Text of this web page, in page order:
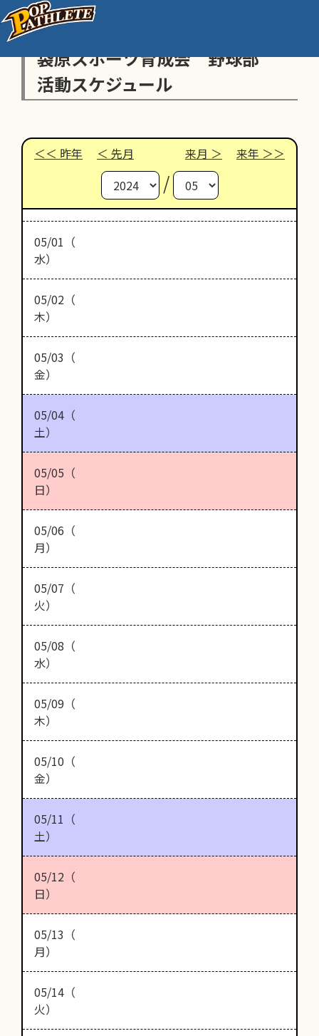
袋原スポーツ育成会 野球部
活動スケジュール
昨年 先月 来月 来年
/
05/01（
水）
05/02（
木）
05/03（
金）
05/04（
土）
05/05（
日）
05/06（
月）
05/07（
火）
05/08（
水）
05/09（
木）
05/10（
金）
05/11（
土）
05/12（
日）
05/13（
月）
05/14（
火）